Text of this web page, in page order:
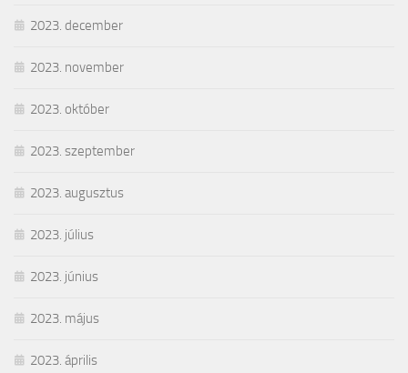
2023. december
2023. november
2023. október
2023. szeptember
2023. augusztus
2023. július
2023. június
2023. május
2023. április